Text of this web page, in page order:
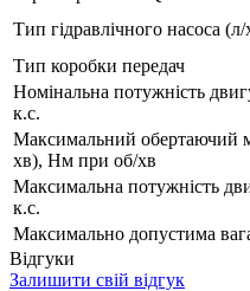
Тип гідравлічного насоса (л/
Тип коробки передач
Номінальна потужність
к.с.
Максимальний обертаючий
хв), Нм при об/хв
Максимальна потужність
к.с.
Максимально допустима
Відгуки
Залишити свій відгук